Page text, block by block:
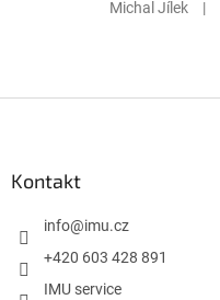
Hodnocení
Michal Jílek |
Kontakt
info@imu.cz
+420 603 428 891
IMU service